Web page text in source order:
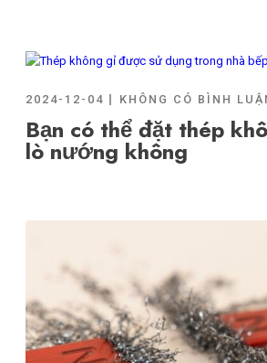
2024-12-04 KHÔNG CÓ BÌNH
Bạn có thể đặt thép
lò nướng không